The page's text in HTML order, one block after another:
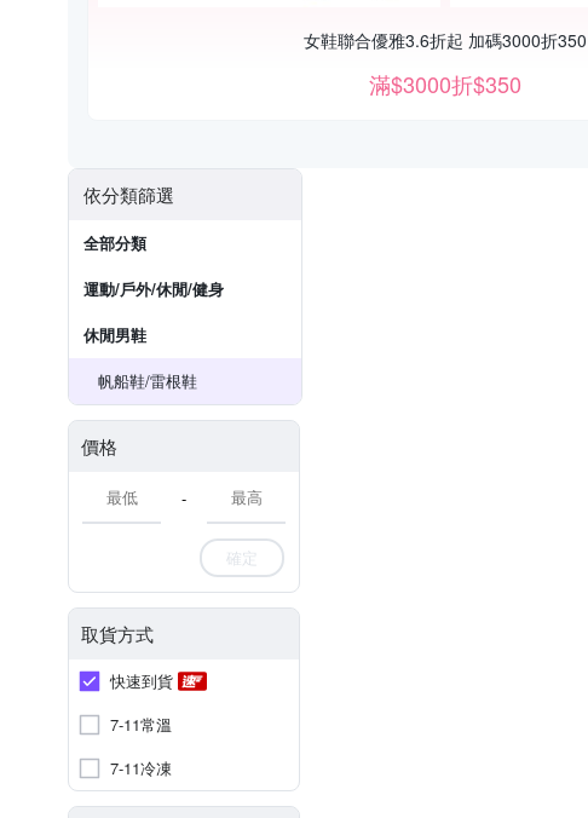
女鞋聯合優雅3.6折起 加碼3000折350
滿$3000折$350
依分類篩選
全部分類
運動/戶外/休閒/健身
休閒男鞋
帆船鞋/雷根鞋
價格
-
確定
取貨方式
快速到貨
7-11常溫
7-11冷凍